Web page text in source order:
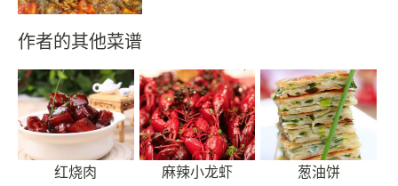
作者的其他菜谱
红烧肉 麻辣小龙虾 葱油饼